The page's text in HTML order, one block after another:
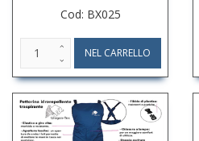
Cod: BX025